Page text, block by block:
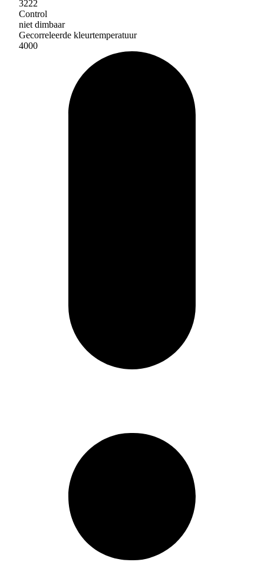
3222
Control
niet dimbaar
Gecorreleerde kleurtemperatuur
4000